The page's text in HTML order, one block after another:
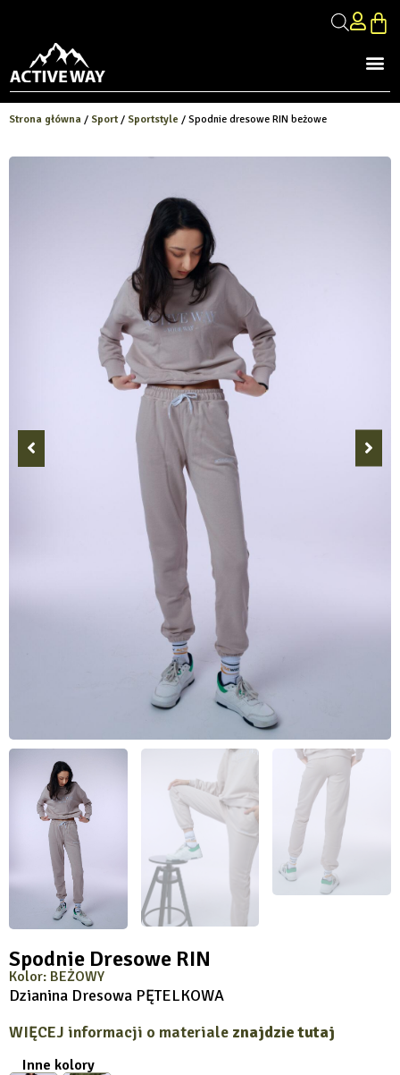
Strona główna / Sport / Sportstyle / Spodnie dresowe RIN beżowe
Spodnie Dresowe RIN
Kolor: BEŻOWY
Dzianina Dresowa PĘTELKOWA
WIĘCEJ informacji o materiale znajdzie tutaj
Inne kolory